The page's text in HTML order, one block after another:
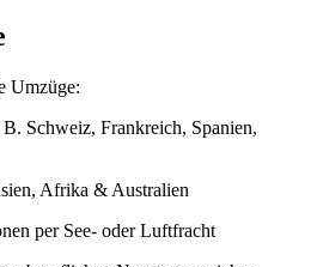
Umzüge:
Schweiz, Frankreich, Spanien,
Afrika & Australien
per See‑ oder Luftfracht